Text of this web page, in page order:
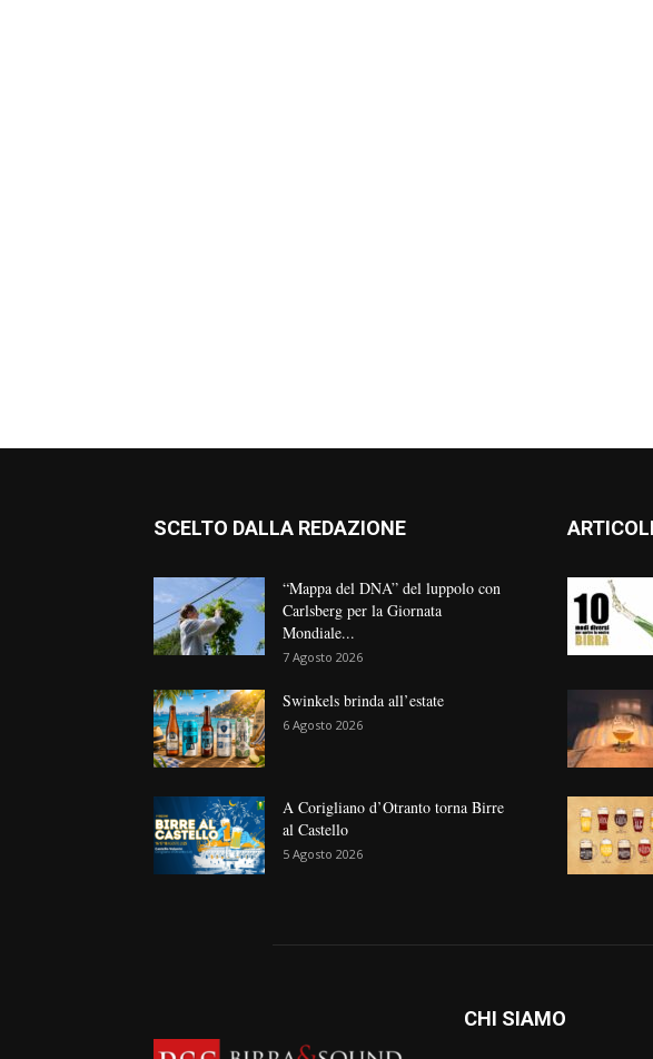
SCELTO DALLA REDAZIONE
“Mappa del DNA” del luppolo con
Carlsberg per la Giornata
Mondiale...
7 Agosto 2026
Swinkels brinda all’estate
6 Agosto 2026
A Corigliano d’Otranto torna Birre
al Castello
5 Agosto 2026
CHI SIAMO